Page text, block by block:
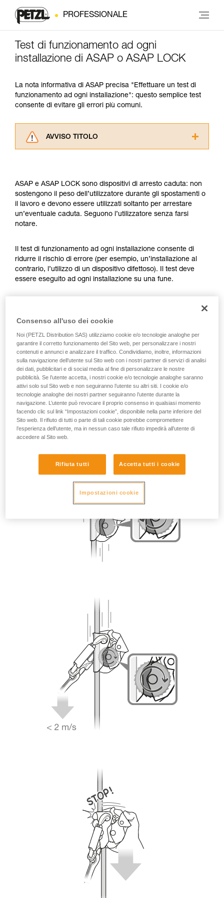
PROFESSIONALE
Test di funzionamento ad ogni
installazione di ASAP o ASAP LOCK
La nota informativa di ASAP precisa "Effettuare un test di
funzionamento ad ogni installazione": questo semplice test
consente di evitare gli errori più comuni.
AVVISO TITOLO
informazioni dell’istruzione tecnica per poter
capire queste ulteriori informazioni.
La padronanza di queste tecniche richiede una
formazione ed un addestramento specifico.
sicurezza, prima di riprodurla autonomamente.
Forniamo esempi di tecniche relative alla vostra
attività. Ne possono esistere altre che non
vengono qui descritte.
ASAP e ASAP LOCK sono dispositivi di arresto caduta: non
sostengono il peso dell’utilizzatore durante gli spostamenti o
il lavoro e devono essere utilizzati soltanto per arrestare
un’eventuale caduta. Seguono l’utilizzatore senza farsi
notare.
Il test di funzionamento ad ogni installazione consente di
ridurre il rischio di errore (per esempio, un’installazione al
contrario, l’utilizzo di un dispositivo difettoso). Il test deve
essere eseguito ad ogni installazione su una fune.
Una volta posizionato sulla fune l’ASAP o ASAP LOCK, far
scorrere rapidamente il dispositivo verso il basso. Un
movimento rapido della mano consente di raggiungere
facilmente la velocità di 2 m/s, il dispositivo deve bloccare.
Se non blocca, controllare l’installazione o ispezionare lo
stato del dispositivo.
Consenso all'uso dei cookie
Noi (PETZL Distribution SAS) utilizziamo cookie e/o tecnologie analoghe per
garantire il corretto funzionamento del Sito web, per personalizzare i nostri
contenuti e annunci e analizzare il traffico. Condividiamo, inoltre, informazioni
sulla navigazione dell’utente sul Sito web con i nostri partner di servizi di analisi
dei dati, pubblicitari e di social media al fine di personalizzare le nostre
pubblicità. Se l’utente accetta, i nostri cookie e/o tecnologie analoghe saranno
attivi solo sul Sito web e non seguiranno l’utente su altri siti. I cookie e/o
tecnologie analoghe dei nostri partner seguiranno l’utente durante la
navigazione. L’utente può revocare il proprio consenso in qualsiasi momento
facendo clic sul link “Impostazioni cookie”, disponibile nella parte inferiore del
Sito web. Il rifiuto di tutti o parte di tali cookie potrebbe compromettere
l’esperienza dell’utente, ma in nessun caso tale rifiuto impedirà all’utente di
accedere al Sito web.
Rifiuta tutti Accetta tutti i cookie
Impostazioni cookie